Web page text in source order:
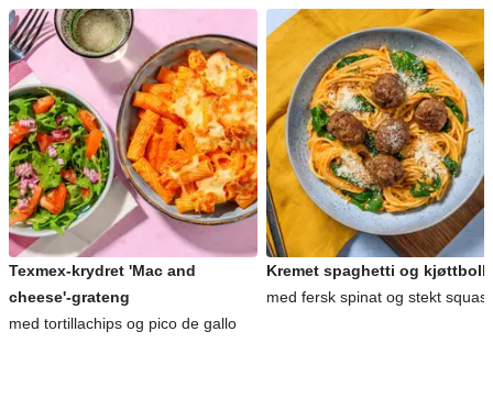
Texmex-krydret 'Mac and
cheese'-grateng
med tortillachips og pico de gallo
Kremet spaghetti og
med fersk spinat og stekt